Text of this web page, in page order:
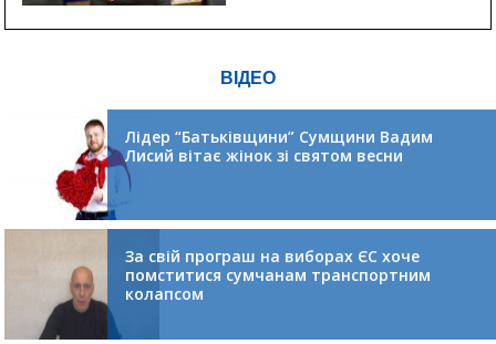
ВІДЕО
Лідер “Батьківщини” Сумщини Вадим
Лисий вітає жінок зі святом весни
За свій програш на виборах ЄС хоче
помститися сумчанам транспортним
колапсом